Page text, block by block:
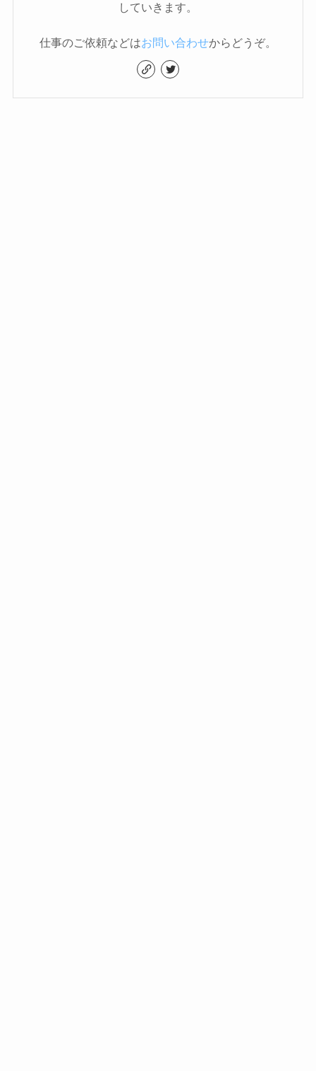
していきます。
仕事のご依頼などはお問い合わせからどうぞ。